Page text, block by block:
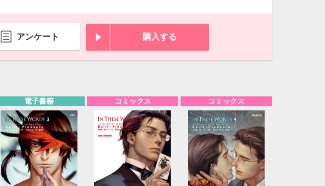
アンケート 購入する
電子書籍 コミックス コミックス
10月
MON TUE WED FRI SAT
2
5 6 7 9
10
12 13 14 16
17
19 20 21 22 23
24